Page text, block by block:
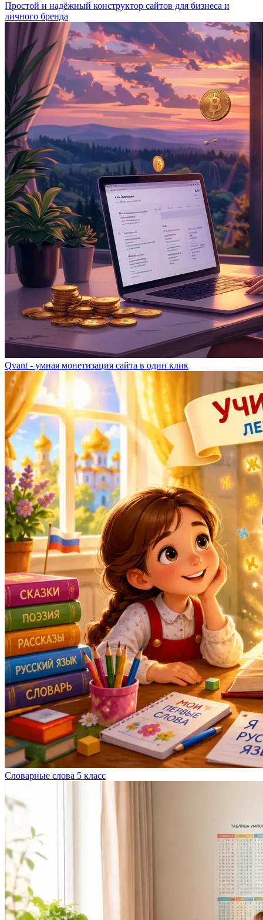
Простой и надёжный конструктор сайтов для бизнеса и
личного бренда
Qvant - умная монетизация сайта в один клик
Словарные слова 5 класс